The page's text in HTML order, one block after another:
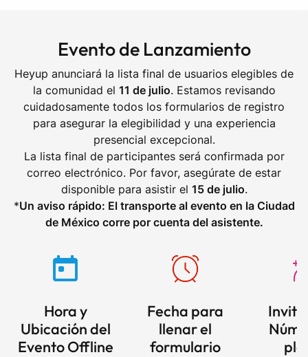
Evento de Lanzamiento
Heyup anunciará la lista final de usuarios elegibles de
la comunidad el 11 de julio. Estamos revisando
cuidadosamente todos los formularios de registro
para asegurar la elegibilidad y una experiencia
presencial excepcional.
La lista final de participantes será confirmada por
correo electrónico. Por favor, asegúrate de estar
disponible para asistir el 15 de julio.
*Un aviso rápido: El transporte al evento en la Ciudad
de México corre por cuenta del asistente.
Hora y
Ubicación del
Evento Offline
Fecha para
llenar el
formulario